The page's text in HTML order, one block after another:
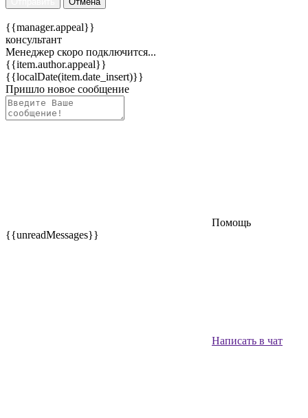
{{manager.appeal}}
консультант
Менеджер скоро подключится...
{{item.author.appeal}}
{{localDate(item.date_insert)}}
Пришло новое сообщение
Помощь
{{unreadMessages}}
Написать в чат